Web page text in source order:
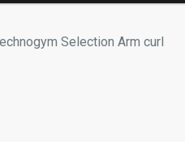
Selection Arm curl